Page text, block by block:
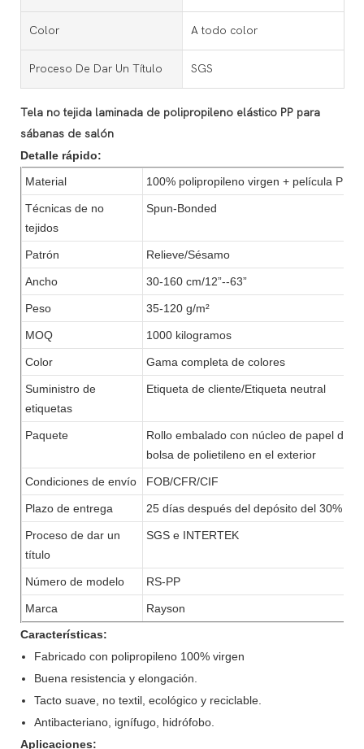
Color A todo color
Proceso De Dar Un Título SGS
Tela no tejida laminada de polipropileno elástico PP para
sábanas de salón
Detalle rápido:
Material
100% polipropileno virgen + película PE/
Técnicas de no
tejidos
Spun-Bonded
Patrón Relieve/Sésamo
Ancho 30-160 cm/12”--63”
Peso 35-120 g/m²
MOQ 1000 kilogramos
Color Gama completa de colores
Suministro de
etiquetas
Etiqueta de cliente/Etiqueta neutral
Paquete
Rollo embalado con núcleo de papel de
bolsa de polietileno en el exterior
Condiciones de envío FOB/CFR/CIF
Plazo de entrega 25 días después del depósito del 30%
Proceso de dar un
título
SGS e INTERTEK
Número de modelo RS-PP
Marca
Rayson
Características:
Fabricado con polipropileno 100% virgen
Buena resistencia y elongación.
Tacto suave, no textil, ecológico y reciclable.
Antibacteriano, ignífugo, hidrófobo.
Aplicaciones: